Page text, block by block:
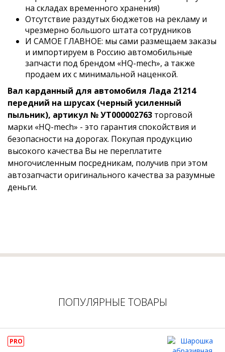
на складах временного хранения)
Отсутствие раздутых бюджетов на рекламу и
чрезмерно большого штата сотрудников
И САМОЕ ГЛАВНОЕ: мы сами размещаем заказы
и импортируем в Россию автомобильные
запчасти под брендом «HQ-mech», а также
продаем их с минимальной наценкой.
Вал карданный для автомобиля Лада 21214
передний на шрусах (черный усиленный
пыльник), артикул № УТ000002763 торговой
марки «HQ-mech» - это гарантия спокойствия и
безопасности на дорогах. Покупая продукцию
высокого качества Вы не переплатите
многочисленным посредникам, получив при этом
автозапчасти оригинального качества за разумные
деньги.
ПОПУЛЯРНЫЕ ТОВАРЫ
PRO